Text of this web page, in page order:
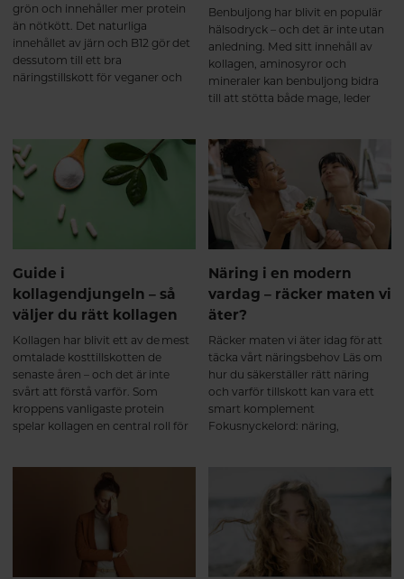
naturlig. Precis som annan
bindväv byggs kollagen upp över
tid, vilket gör att ett
multikollagen fungerar bäst som
ett långsiktigt komplement till en
hälsosam livsstil. Referenser:
Collagen Structure and Stability.
Annual Review of Biochemistry.
2009. Oesser S, et al. Orally
administered collagen peptides
accumulate in cartilage and
stimulate extracellular matrix
metabolism. Journal of Nutrition.
Study on the Use of Collagen
Hydrolysate as a Dietary
Supplement in Athletes with
Current Medical Research and
Opinion. 2008. Bello AE, Oesser S.
Collagen hydrolysate for the
treatment of osteoarthritis and
other joint disorders: a review of
the literature. Current Medical
peptide supplementation in
combination with resistance
training improves body
composition and muscle
strength in elderly men. British
Journal of Nutrition. 2015.
grön och innehåller mer protein
än nötkött. Det naturliga
innehållet av järn och B12 gör det
dessutom till ett bra
näringstillskott för veganer och
Benbuljong har blivit en populär
hälsodryck – och det är inte utan
anledning. Med sitt innehåll av
kollagen, aminosyror och
mineraler kan benbuljong bidra
till att stötta både mage, leder
hälsofördelar det finns och varför
allt fler väljer att dricka det
dagligen.
Guide i
kollagendjungeln – så
väljer du rätt kollagen
Kollagen har blivit ett av de mest
omtalade kosttillskotten de
senaste åren – och det är inte
svårt att förstå varför. Som
kroppens vanligaste protein
spelar kollagen en central roll för
egentligen begrepp som
kollagenpeptider, hydrolyserat
kollagen och dalton? Och spelar
Här hjälper vi dig att reda ut vad
som verkligen spelar roll.
Näring i en modern
vardag – räcker maten vi
äter?
Räcker maten vi äter idag för att
täcka vårt näringsbehov Läs om
hur du säkerställer rätt näring
och varför tillskott kan vara ett
smart komplement
Fokusnyckelord: näring,